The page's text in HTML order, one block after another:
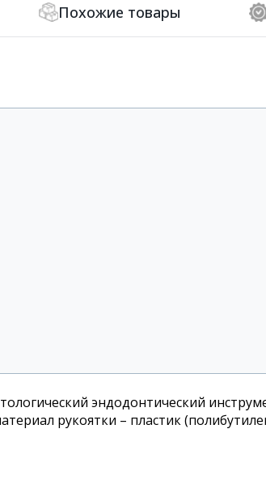
Похожие товары
эндодонтический
рукоятки – пластик